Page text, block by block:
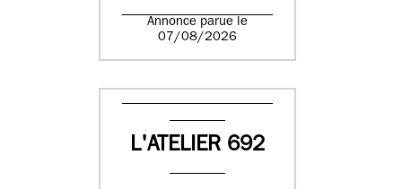
Annonce parue le
07/08/2026
L'ATELIER 692